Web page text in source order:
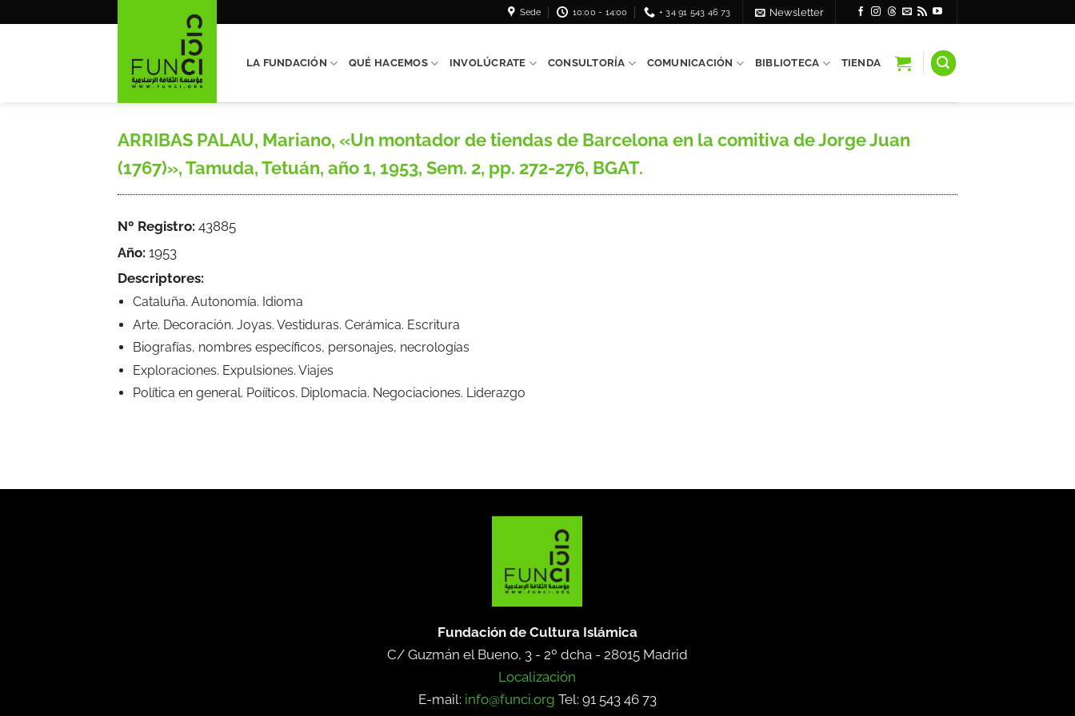
Sede 10:00 - 14:00 + 34 91 543 46 73 Newsletter
LA FUNDACIÓN QUÉ HACEMOS INVOLÚCRATE CONSULTORÍA COMUNICACIÓN BIBLIOTECA TIENDA
ARRIBAS PALAU, Mariano, «Un montador de tiendas de Barcelona en la comitiva de Jorge Juan
(1767)», Tamuda, Tetuán, año 1, 1953, Sem. 2, pp. 272-276, BGAT.
Nº Registro: 43885
Año: 1953
Descriptores:
Cataluña. Autonomía. Idioma
Arte. Decoración. Joyas. Vestiduras. Cerámica. Escritura
Biografías, nombres específicos, personajes, necrologías
Exploraciones. Expulsiones. Viajes
Política en general. Poííticos. Diplomacia. Negociaciones. Liderazgo
Fundación de Cultura Islámica
C/ Guzmán el Bueno, 3 - 2º dcha - 28015 Madrid
Localización
E-mail: info@funci.org Tel: 91 543 46 73